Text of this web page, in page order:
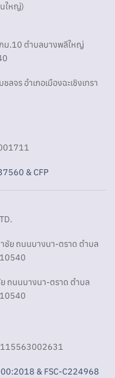
ใหญ่)
ม.10 ตำบลบางพลีใหญ่
จร อำเภอเมืองฉะเชิงเทรา
& CFP
ย ถนนบางนา-ตราด ตำบล
ถนนบางนา-ตราด ตำบล
& FSC-C224968